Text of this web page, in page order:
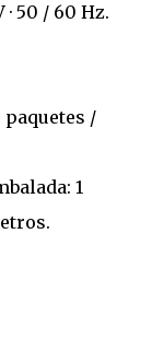
50 / 60 Hz.
paquetes /
1